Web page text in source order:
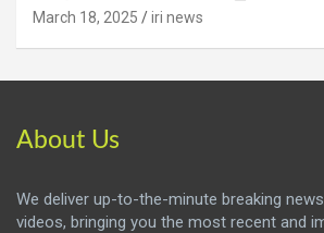
March 18, 2025 iri news
About Us
We deliver up-to-the-minute breaking
videos, bringing you the most recent and